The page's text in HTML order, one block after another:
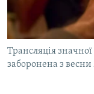
ВІДЕОУРОКИ
СВІДЧЕННЯ ОКУПАЦІЇ
УКРАЇНСЬКА
Русский
Qırımtatar
Трансляція
заборонена з весни